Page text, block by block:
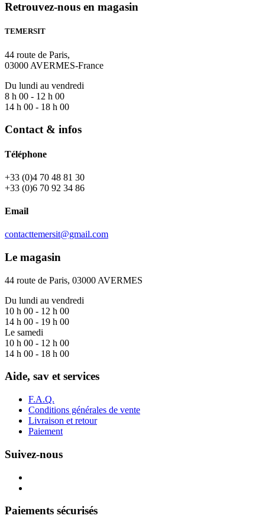
Retrouvez-nous en magasin
TEMERSIT
44 route de Paris,
03000 AVERMES-France
Du lundi au vendredi
8 h 00 - 12 h 00
14 h 00 - 18 h 00
Contact & infos
Téléphone
+33 (0)4 70 48 81 30
+33 (0)6 70 92 34 86
Email
contacttemersit@gmail.com
Le magasin
44 route de Paris, 03000 AVERMES
Du lundi au vendredi
10 h 00 - 12 h 00
14 h 00 - 19 h 00
Le samedi
10 h 00 - 12 h 00
14 h 00 - 18 h 00
Aide, sav et services
F.A.Q.
Conditions générales de vente
Livraison et retour
Paiement
Suivez-nous
Paiements sécurisés